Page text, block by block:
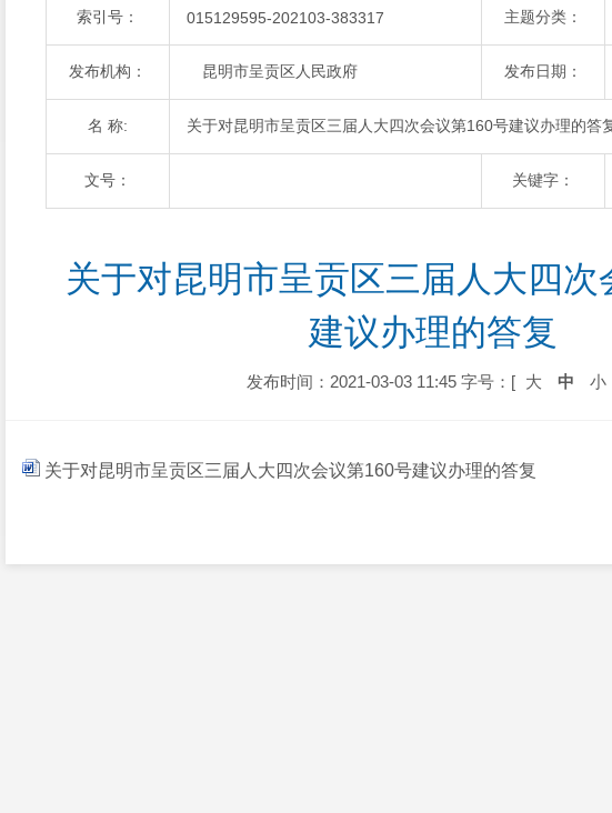
索引号： 015129595-202103-383317 主题分类：
发布机构： 昆明市呈贡区人民政府 发布日期：
名 称: 关于对昆明市呈贡区三届人大四次会议第160号建议办理的答
文号： 关键字：
关于对昆明市呈贡区三届人大四次
建议办理的答复
发布时间：2021-03-03 11:45 字号：[ 大 中 小
关于对昆明市呈贡区三届人大四次会议第160号建议办理的答复